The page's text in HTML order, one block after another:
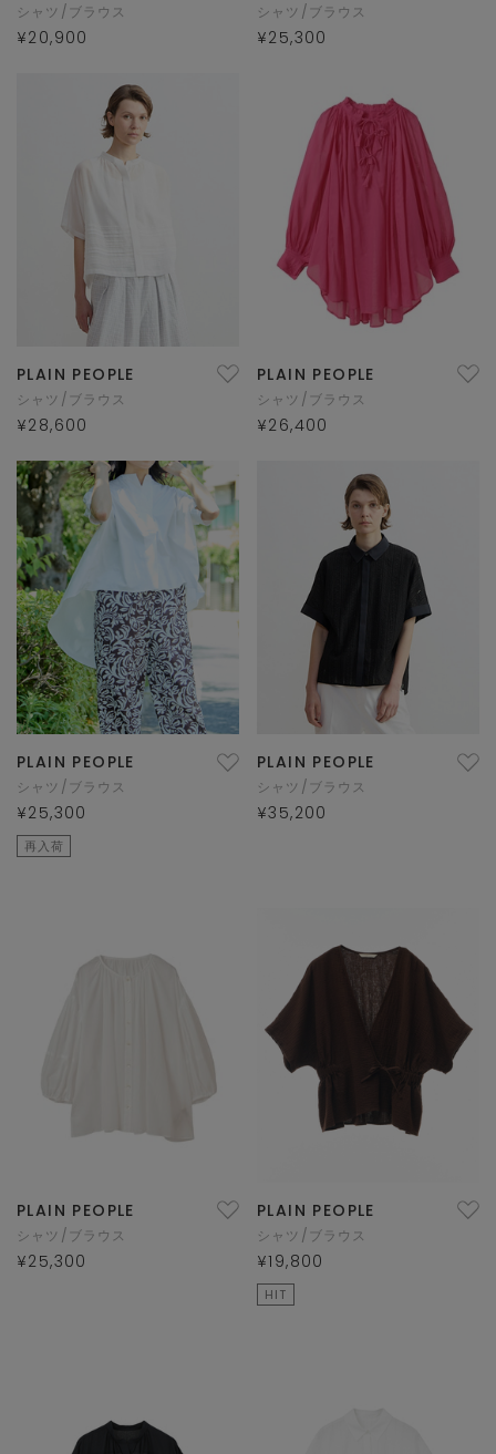
シャツ/ブラウス
¥20,900
シャツ/ブラウス
¥25,300
PLAIN PEOPLE
シャツ/ブラウス
¥28,600
PLAIN PEOPLE
シャツ/ブラウス
¥26,400
PLAIN PEOPLE
シャツ/ブラウス
¥25,300
再入荷
PLAIN PEOPLE
シャツ/ブラウス
¥35,200
PLAIN PEOPLE
シャツ/ブラウス
¥25,300
PLAIN PEOPLE
シャツ/ブラウス
¥19,800
HIT